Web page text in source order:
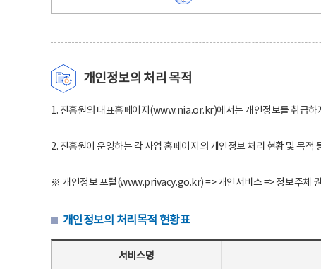
개인정보의 처리 목적
1. 진흥원의 대표홈페이지(www.nia.or.kr)에서는 개인정보를 취급하
2. 진흥원이 운영하는 각 사업 홈페이지의 개인정보 처리 현황 및 목
※ 개인정보 포털(www.privacy.go.kr) => 개인서비스 => 정보주체
개인정보의 처리목적 현황표
서비스명